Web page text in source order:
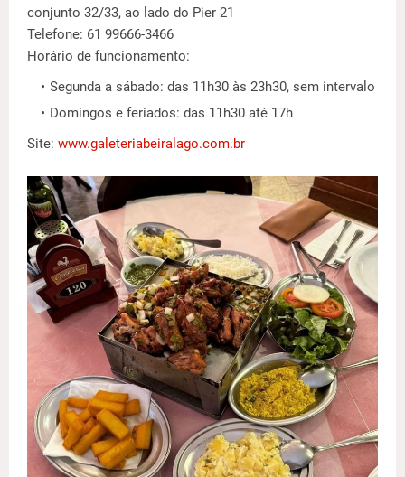
conjunto 32/33, ao lado do Pier 21
Telefone: 61 99666-3466
Horário de funcionamento:
Segunda a sábado: das 11h30 às 23h30, sem intervalo
Domingos e feriados: das 11h30 até 17h
Site: www.galeteriabeiralago.com.br